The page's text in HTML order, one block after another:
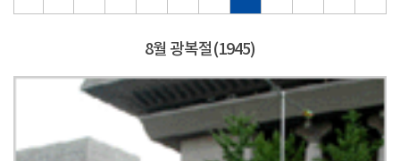
8월 광복절(1945)